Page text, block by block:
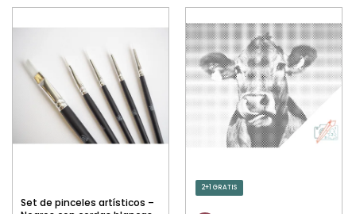
Set de pinceles artísticos –
2+1 GRATIS